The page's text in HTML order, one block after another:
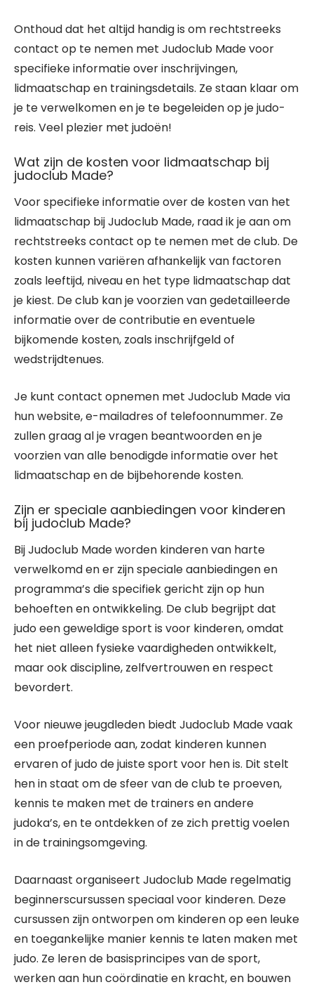
Onthoud dat het altijd handig is om rechtstreeks
contact op te nemen met Judoclub Made voor
specifieke informatie over inschrijvingen,
lidmaatschap en trainingsdetails. Ze staan klaar om
je te verwelkomen en je te begeleiden op je judo-
reis. Veel plezier met judoën!
Wat zijn de kosten voor lidmaatschap bij
judoclub Made?
Voor specifieke informatie over de kosten van het
lidmaatschap bij Judoclub Made, raad ik je aan om
rechtstreeks contact op te nemen met de club. De
kosten kunnen variëren afhankelijk van factoren
zoals leeftijd, niveau en het type lidmaatschap dat
je kiest. De club kan je voorzien van gedetailleerde
informatie over de contributie en eventuele
bijkomende kosten, zoals inschrijfgeld of
wedstrijdtenues.
Je kunt contact opnemen met Judoclub Made via
hun website, e-mailadres of telefoonnummer. Ze
zullen graag al je vragen beantwoorden en je
voorzien van alle benodigde informatie over het
lidmaatschap en de bijbehorende kosten.
Zijn er speciale aanbiedingen voor kinderen
bij judoclub Made?
Bij Judoclub Made worden kinderen van harte
verwelkomd en er zijn speciale aanbiedingen en
programma’s die specifiek gericht zijn op hun
behoeften en ontwikkeling. De club begrijpt dat
judo een geweldige sport is voor kinderen, omdat
het niet alleen fysieke vaardigheden ontwikkelt,
maar ook discipline, zelfvertrouwen en respect
bevordert.
Voor nieuwe jeugdleden biedt Judoclub Made vaak
een proefperiode aan, zodat kinderen kunnen
ervaren of judo de juiste sport voor hen is. Dit stelt
hen in staat om de sfeer van de club te proeven,
kennis te maken met de trainers en andere
judoka’s, en te ontdekken of ze zich prettig voelen
in de trainingsomgeving.
Daarnaast organiseert Judoclub Made regelmatig
beginnerscursussen speciaal voor kinderen. Deze
cursussen zijn ontworpen om kinderen op een leuke
en toegankelijke manier kennis te laten maken met
judo. Ze leren de basisprincipes van de sport,
werken aan hun coördinatie en kracht, en bouwen